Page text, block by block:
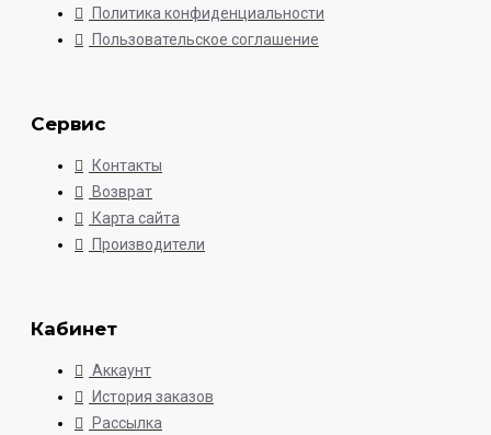
Политика конфиденциальности
Пользовательское соглашение
Сервис
Контакты
Возврат
Карта сайта
Производители
Кабинет
Аккаунт
История заказов
Рассылка